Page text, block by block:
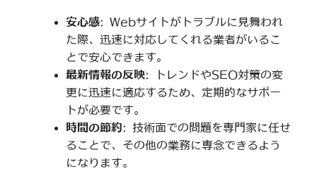
安心感: Webサイトがトラブルに見舞われ
た際、迅速に対応してくれる業者がいるこ
とで安心できます。
最新情報の反映: トレンドやSEO対策の変
更に迅速に適応するため、定期的なサポー
トが必要です。
時間の節約: 技術面での問題を専門家に任せ
ることで、その他の業務に専念できるよう
になります。